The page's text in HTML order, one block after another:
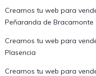
Creamos tu web para
Peñaranda de Bracamonte
Creamos tu web para
Plasencia
Creamos tu web para